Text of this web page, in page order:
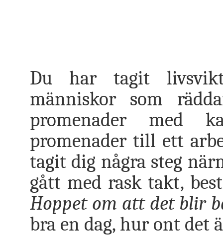
Du har tagit
människor som
promenader med
promenader till ett
tagit dig några steg
gått med rask takt,
Hoppet om att det blir
bra en dag, hur ont det